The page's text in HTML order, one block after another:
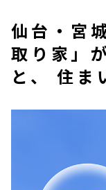
買い取り家
住み替
住宅ロ
仙台・宮
取り家」
と、 住ま